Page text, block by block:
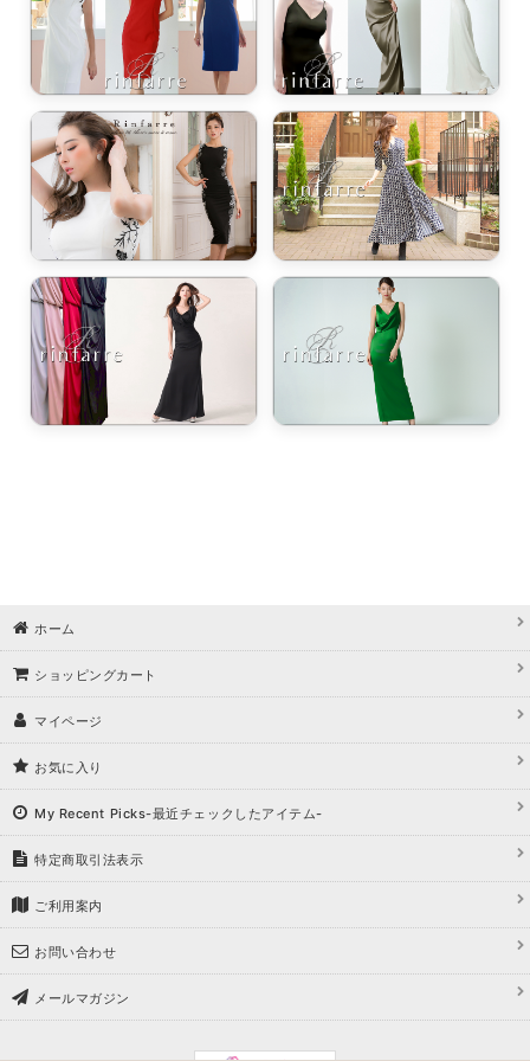
ホーム
ショッピングカート
マイページ
お気に入り
My Recent Picks-最近チェックしたアイテム-
特定商取引法表示
ご利用案内
お問い合わせ
メールマガジン